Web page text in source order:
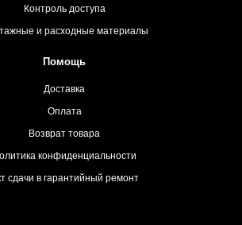
Контроль доступа
и расходные материалы
Помощь
Доставка
Оплата
Возврат товара
конфиденциальности
сдачи в гарантийный ремонт